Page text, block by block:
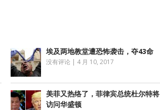
埃及两地教堂遭恐怖袭击，夺43命
没有评论 | 4 月 10, 2017
美菲又热络了，菲律宾总统杜尔特将
访问华盛顿